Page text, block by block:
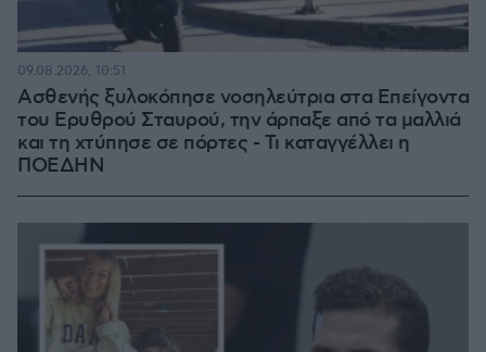
Ασθενής ξυλοκόπησε νοσηλεύτρια στα Επείγοντα
του Ερυθρού Σταυρού, την άρπαξε από τα μαλλιά
και τη χτύπησε σε πόρτες - Τι καταγγέλλει η
ΠΟΕΔΗΝ
09.08.2026, 10:51